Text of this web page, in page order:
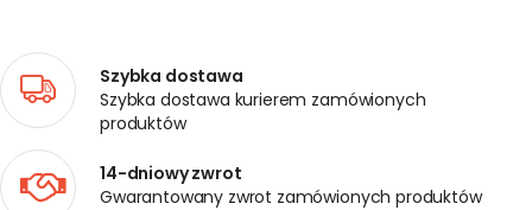
Szybka dostawa
Szybka dostawa kurierem zamówionych
produktów
14-dniowy zwrot
Gwarantowany zwrot zamówionych produktów